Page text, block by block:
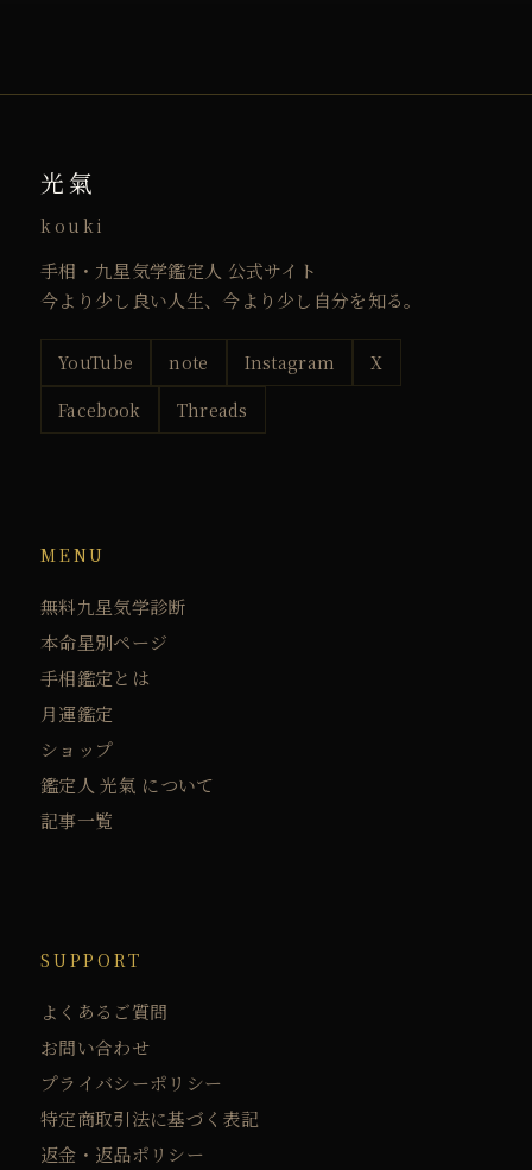
光氣
kouki
手相・九星気学鑑定人 公式サイト
今より少し良い人生、今より少し自分を知る。
YouTube note Instagram
X
Facebook
Threads
MENU
無料九星気学診断
本命星別ページ
手相鑑定とは
月運鑑定
ショップ
鑑定人 光氣 について
記事一覧
SUPPORT
よくあるご質問
お問い合わせ
プライバシーポリシー
特定商取引法に基づく表記
返金・返品ポリシー